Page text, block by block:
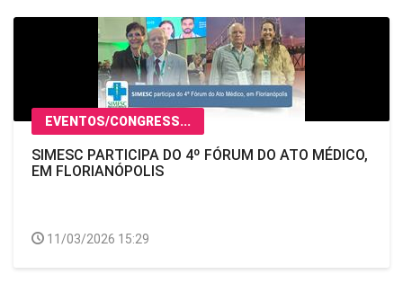
EVENTOS/CONGRESS...
SIMESC PARTICIPA DO 4º FÓRUM DO ATO MÉDICO,
EM FLORIANÓPOLIS
11/03/2026 15:29